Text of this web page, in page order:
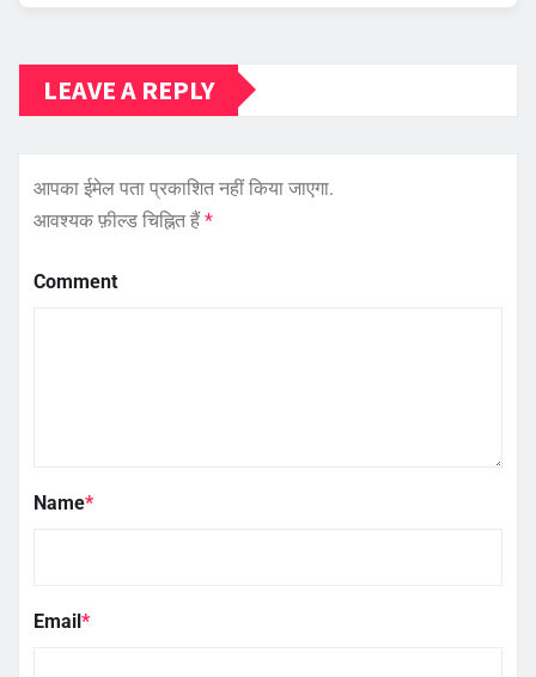
LEAVE A REPLY
आपका ईमेल पता प्रकाशित नहीं किया जाएगा.
आवश्यक फ़ील्ड चिह्नित हैं*
Comment
Name*
Email*